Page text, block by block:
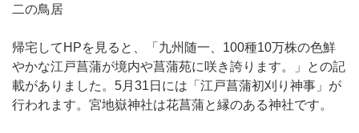
二の鳥居
帰宅してHPを見ると、「九州随一、100種10万株の色鮮
やかな江戸菖蒲が境内や菖蒲苑に咲き誇ります。」との記
載がありました。5月31日には「江戸菖蒲初刈り神事」が
行われます。宮地嶽神社は花菖蒲と縁のある神社です。